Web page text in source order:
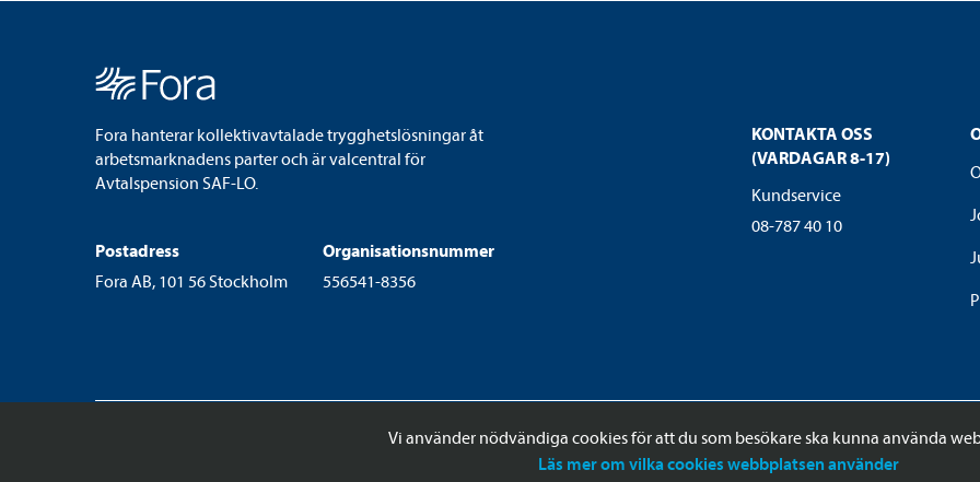
Vi använder nödvändiga cookies för att du som besökare ska kunna använda
Läs mer om vilka cookies webbplatsen använder
KONTAKTA OSS
(VARDAGAR 8-17)
Kundservice
08-787 40 10
Fora hanterar kollektivavtalade trygghetslösningar åt
arbetsmarknadens parter och är valcentral för
Avtalspension SAF-LO.
Postadress
Fora AB, 101 56 Stockholm
Organisationsnummer
556541-8356